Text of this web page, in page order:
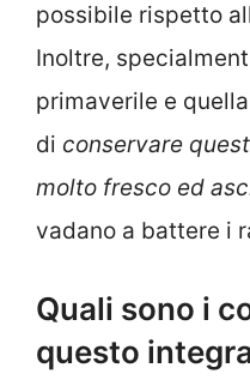
possibile rispetto
Inoltre,
primaverile e
di conservare
molto fresco ed
vadano a battere i
Quali sono i
questo